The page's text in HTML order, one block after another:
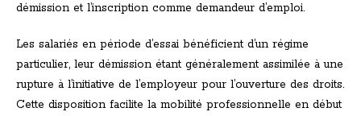
démission et l’inscription comme demandeur d’emploi.
Les salariés en période d’essai bénéficient d’un régime
particulier, leur démission étant généralement assimilée à une
rupture à l’initiative de l’employeur pour l’ouverture des droits.
Cette disposition facilite la mobilité professionnelle en début